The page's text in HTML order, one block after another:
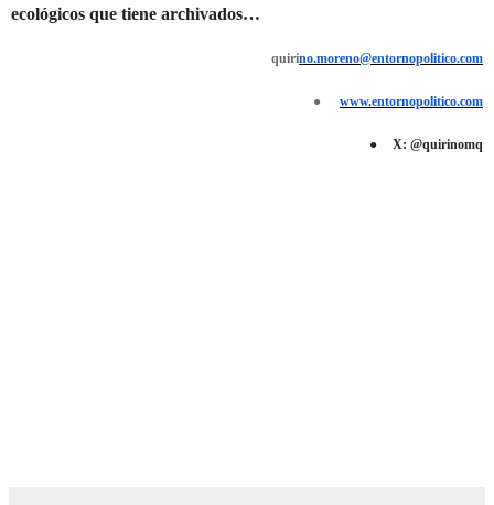
ecológicos que tiene archivados…
quirino.moreno@entornopolitico.com
● www.entornopolitico.com
● X: @quirinomq